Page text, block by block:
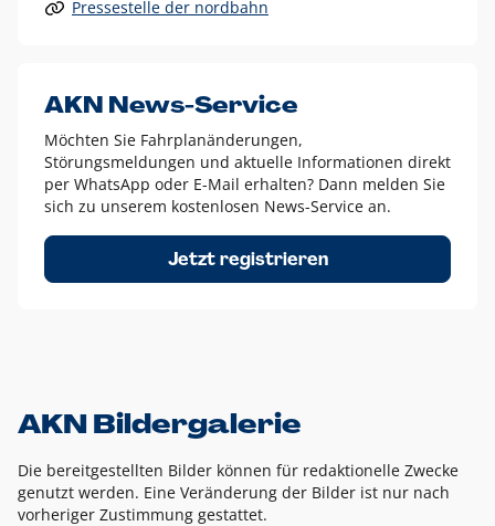
Alle anderen Logo-Varianten dürfen nur in Ausnahmefällen
Diese Ausnahmen sind zum Beispiel:
dem AKN Blau,
weißes Logo auf Fotohintergründen,
schwarzes Logo für reine Schwarz-Weiß-Umsetzungen
Um das Logo herum muss ein Schutzraum von jeweils einer
Höhe bzw. Breite des N aus AKN in alle Richtungen
Pressestelle der nordbahn
AKN News-Service
Möchten Sie Fahrplanänderungen,
Störungsmeldungen und aktuelle Informationen direkt
per WhatsApp oder E-Mail erhalten? Dann melden Sie
sich zu unserem kostenlosen News-Service an.
Jetzt registrieren
AKN Bildergalerie
Die bereitgestellten Bilder können für redaktionelle Zwecke
genutzt werden. Eine Veränderung der Bilder ist nur nach
vorheriger Zustimmung gestattet.